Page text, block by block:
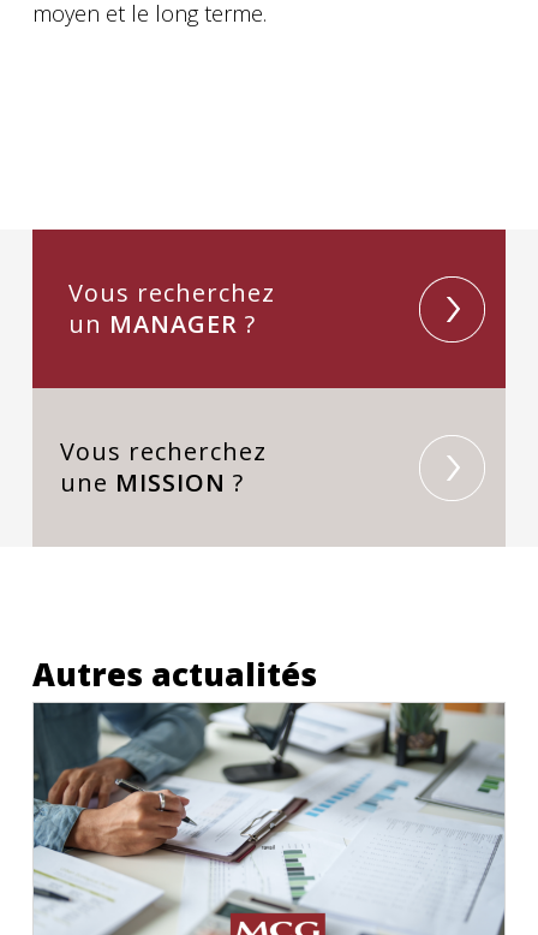
moyen et le long terme.
Vous recherchez
un MANAGER ?
Vous recherchez
une MISSION ?
Autres actualités